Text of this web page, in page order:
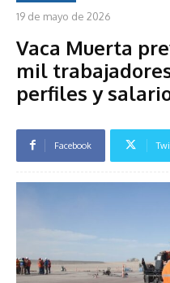
19 de mayo de 2026
Vaca Muerta
mil
perfiles y
Facebook